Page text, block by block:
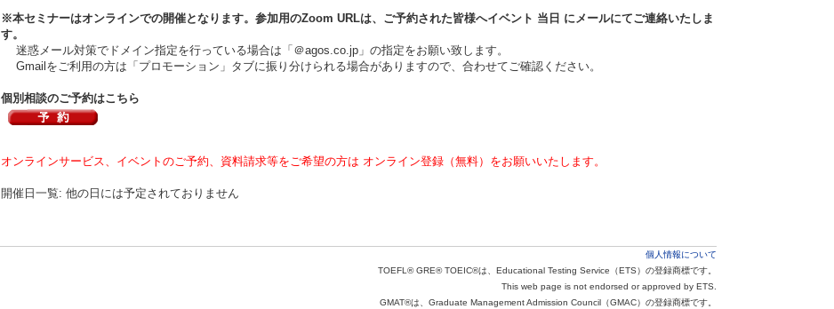
※本セミナーはオンラインでの開催となります。参加用のZoom URLは、ご予約された皆様へイベント 当日 にメールにてご連絡いたしま
す。
迷惑メール対策でドメイン指定を行っている場合は「＠agos.co.jp」の指定をお願い致します。
Gmailをご利用の方は「プロモーション」タブに振り分けられる場合がありますので、合わせてご確認ください。
個別相談のご予約はこちら
オンラインサービス、イベントのご予約、資料請求等をご希望の方は オンライン登録（無料）をお願いいたします。
開催日一覧: 他の日には予定されておりません
個人情報について
TOEFL® GRE® TOEIC®は、Educational Testing Service（ETS）の登録商標です。
This web page is not endorsed or approved by ETS.
GMAT®は、Graduate Management Admission Council（GMAC）の登録商標です。